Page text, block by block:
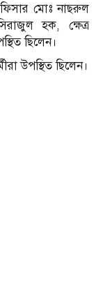
মোঃ নাছরুল
হক, ক্ষেত্র
ছিলেন।
উপস্থিত ছিলেন।